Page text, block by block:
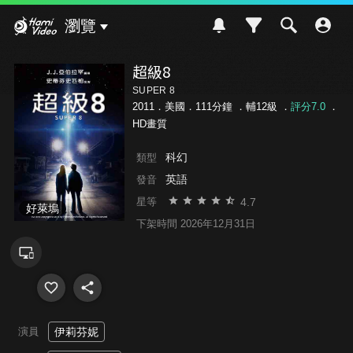
瀏覽
好萊塢
超級8
SUPER 8
2011．美國．111分鐘 ． 輔12級 ． 評分7.0．
HD畫質
類型 科幻
發音 英語
星等 4.7
下架時間 2026年12月31日
演員 伊莉芬妮